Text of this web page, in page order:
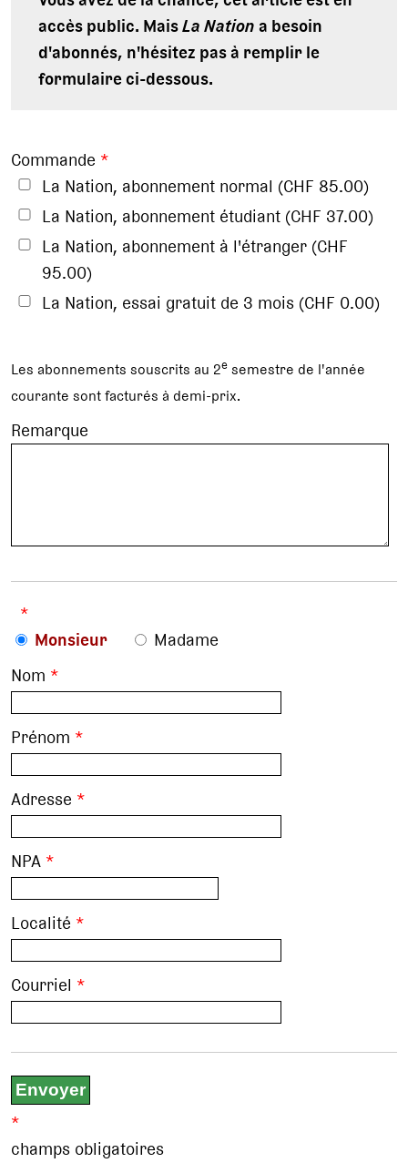
accès public. MaisLa Nationa besoin
d'abonnés, n'hésitez pas à remplir le
formulaire ci-dessous.
Commande *
La Nation, abonnement normal (CHF 85.00)
La Nation, abonnement étudiant (CHF 37.00)
La Nation, abonnement à l'étranger (CHF
95.00)
La Nation, essai gratuit de 3 mois (CHF 0.00)
Les abonnements souscrits au 2e semestre de l'année
courante sont facturés à demi-prix.
Remarque
*
Monsieur
Madame
Nom *
Prénom *
Adresse *
NPA *
Localité *
Courriel *
*
champs obligatoires